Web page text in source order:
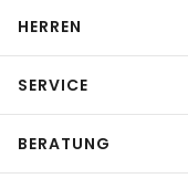
HERREN
SERVICE
BERATUNG